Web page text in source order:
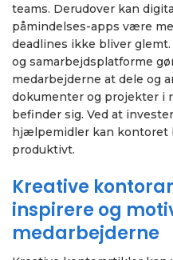
teams. Derudover kan
påmindelses-apps være
deadlines ikke bliver
og samarbejdsplatforme
medarbejderne at dele og
dokumenter og projekter i
befinder sig. Ved at
hjælpemidler kan kontoret
produktivt.
Kreative
inspirere og
medarbejderne